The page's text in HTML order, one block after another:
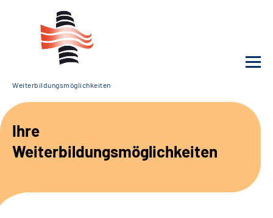
Unsere Klinik
Unsere Angebote
Weiterbildungs­möglichkeiten
Ihre
Weiterbildungsmöglichkeiten